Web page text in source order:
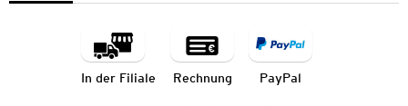
In der Filiale Rechnung PayPal